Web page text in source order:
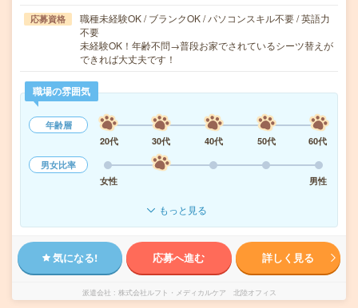
応募資格
職種未経験OK / ブランクOK / パソコンスキル不要 / 英語力
不要
未経験OK！年齢不問→普段お家でされているシーツ替えが
できれば大丈夫です！
職場の雰囲気
年齢層
20代
30代 40代 50代
60代
男女比率
女性
男性
もっと見る
気になる! 応募へ進む 詳しく見る
派遣会社 株式会社ルフト・メディカルケア 北陸オフィス